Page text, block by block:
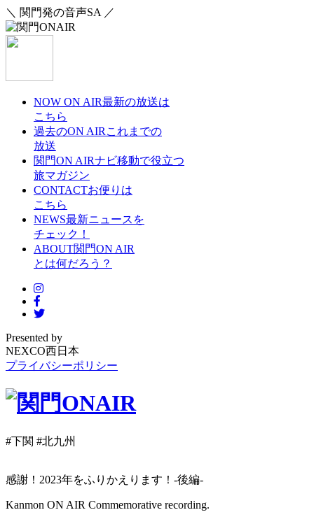
＼ 関門発の音声SA ／
NOW ON AIR最新の放送は
こちら
過去のON AIR これまでの
放送
関門ON AIRナビ移動で役立つ
旅マガジン
CONTACTお便りは
こちら
NEWS最新ニュースを
チェック！
ABOUT関門ON AIR
とは何だろう？
Presented by
NEXCO西日本
プライバシーポリシー
#下関 #北九州
感謝！2023年をふりかえります！-後編-
Kanmon ON AIR Commemorative recording.